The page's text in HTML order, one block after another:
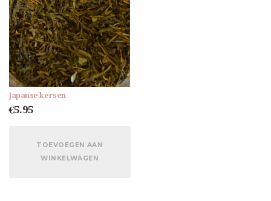
Japanse kersen
€5.95
TOEVOEGEN AAN
WINKELWAGEN